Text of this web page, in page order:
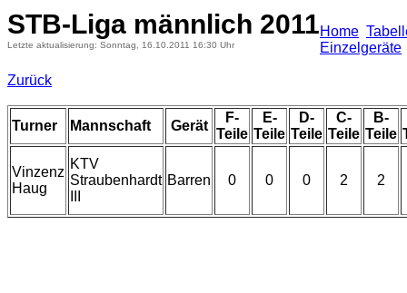
STB-Liga männlich 2011
Letzte aktualisierung: Sonntag, 16.10.2011 16:30 Uhr
Home
Einzelgeräte
Zurück
Turner Mannschaft Gerät
F-
Teile
E-
Teile
D-
Teile
C-
Teile
B-
Teile
Vinzenz
Haug
KTV
Straubenhardt Barren 0 0 0 2 2